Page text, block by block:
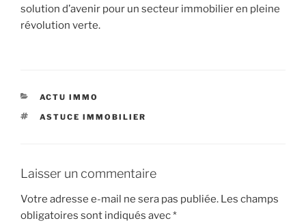
solution d’avenir pour un secteur immobilier en pleine
révolution verte.
CATÉGORIES
ACTU IMMO
ÉTIQUETTES
ASTUCE IMMOBILIER
Laisser un commentaire
Votre adresse e-mail ne sera pas publiée. Les champs
obligatoires sont indiqués avec*